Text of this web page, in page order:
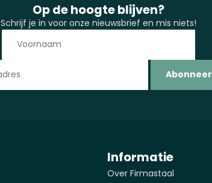
Op de hoogte blijven?
Schrijf je in voor onze nieuwsbrief en mis niets!
Abonneer
Informatie
Over Firmastaal